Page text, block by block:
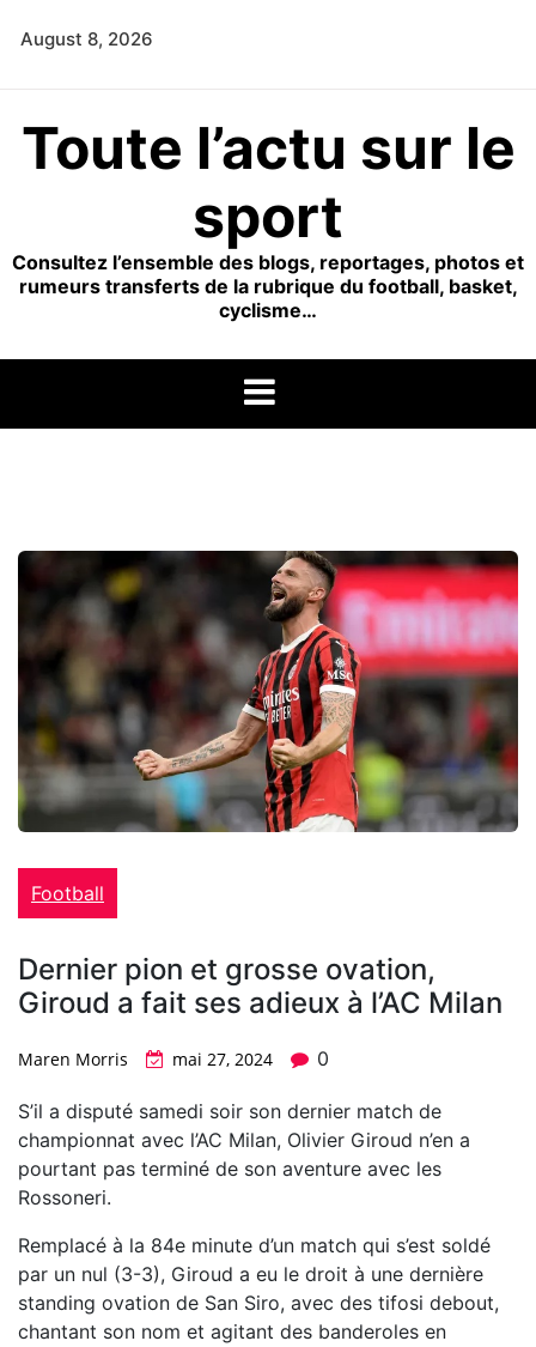
August 8, 2026
Toute l’actu sur le
sport
Consultez l’ensemble des blogs, reportages, photos et
rumeurs transferts de la rubrique du football, basket,
cyclisme…
Football
Dernier pion et grosse ovation,
Giroud a fait ses adieux à l’AC Milan
Maren Morris mai 27, 2024 0
S’il a disputé samedi soir son dernier match de
championnat avec l’AC Milan, Olivier Giroud n’en a
pourtant pas terminé de son aventure avec les
Rossoneri.
Remplacé à la 84e minute d’un match qui s’est soldé
par un nul (3-3), Giroud a eu le droit à une dernière
standing ovation de San Siro, avec des tifosi debout,
chantant son nom et agitant des banderoles en